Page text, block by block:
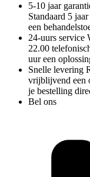
5-10 jaar
Standaard 5
een
24-uurs service
22.00
uur een
Snelle levering
vrijblijvend een
je bestelling
Bel ons